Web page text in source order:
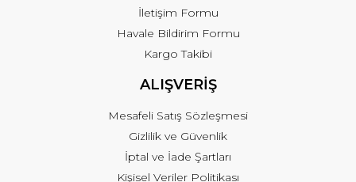
İletişim Formu
Havale Bildirim Formu
Kargo Takibi
ALIŞVERİŞ
Mesafeli Satış Sözleşmesi
Gizlilik ve Güvenlik
İptal ve İade Şartları
Kişisel Veriler Politikası